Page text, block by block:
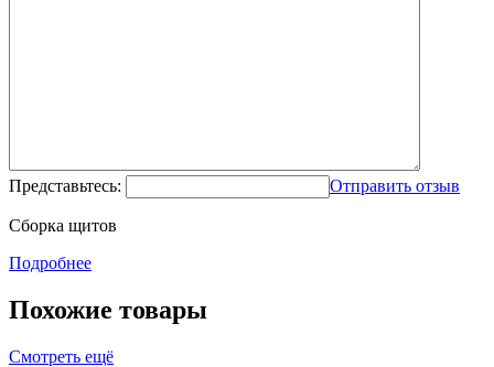
Представьтесь: Отправить отзыв
Сборка щитов
Подробнее
Похожие товары
Смотреть ещё